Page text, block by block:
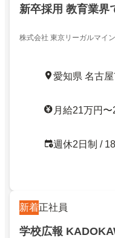
新卒採用 教育業界
株式会社 東京リーガルマイ
愛知県 名古
月給21万円〜
週休2日制 /
新着正社員
学校広報